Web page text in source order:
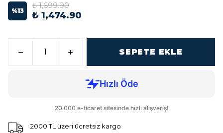
%13
₺ 1,699.90
₺ 1,474.90
SEPETE EKLE
2000 TL üzeri ücretsiz kargo